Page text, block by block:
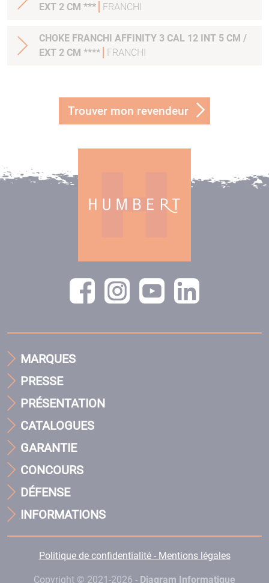
EXT 2 CM ***
FRANCHI
CHOKE FRANCHI AFFINITY 3 CAL 12 INT 5 CM /
EXT 2 CM ****
FRANCHI
Trouver mon revendeur
MARQUES
PRESSE
PRÉSENTATION
CATALOGUES
GARANTIE
CONCOURS
DÉFENSE
INFORMATIONS
Politique de confidentialité - Mentions légales
Copyright © 2021-2026 - Diagram Informatique